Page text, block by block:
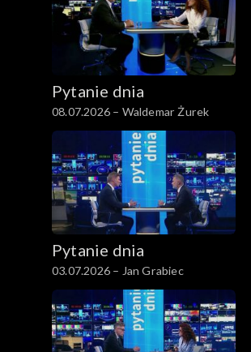
Pytanie dnia
08.07.2026 – Waldemar Żurek
Pytanie dnia
03.07.2026 – Jan Grabiec